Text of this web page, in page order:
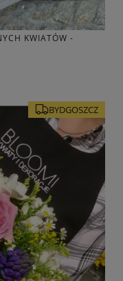
KWIATÓW -
BYDGOSZCZ